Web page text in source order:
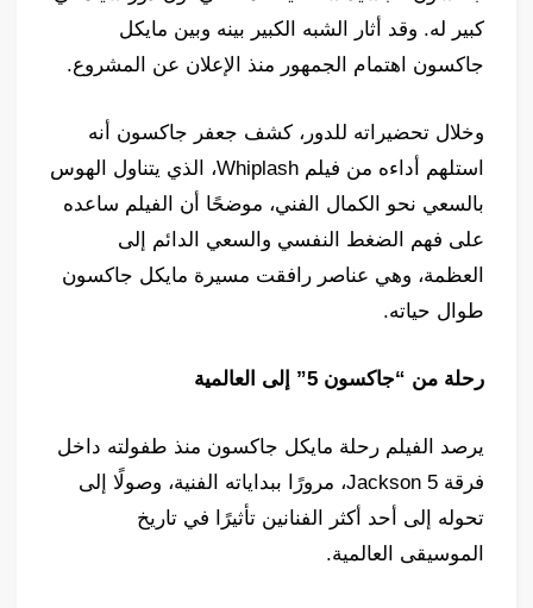
كبير له. وقد أثار الشبه الكبير بينه وبين مايكل
جاكسون اهتمام الجمهور منذ الإعلان عن المشروع.
وخلال تحضيراته للدور، كشف جعفر جاكسون أنه
استلهم أداءه من فيلم Whiplash، الذي يتناول الهوس
بالسعي نحو الكمال الفني، موضحًا أن الفيلم ساعده
على فهم الضغط النفسي والسعي الدائم إلى
العظمة، وهي عناصر رافقت مسيرة مايكل جاكسون
طوال حياته.
رحلة من “جاكسون 5” إلى العالمية
يرصد الفيلم رحلة مايكل جاكسون منذ طفولته داخل
فرقة Jackson 5، مرورًا ببداياته الفنية، وصولًا إلى
تحوله إلى أحد أكثر الفنانين تأثيرًا في تاريخ
الموسيقى العالمية.